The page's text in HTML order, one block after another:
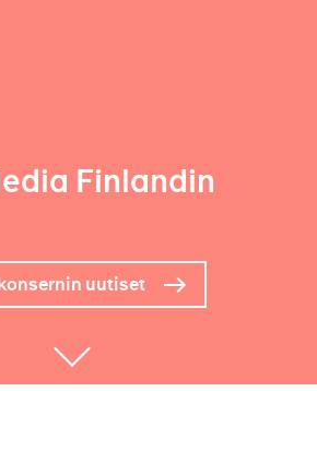
Finlandin
uutiset